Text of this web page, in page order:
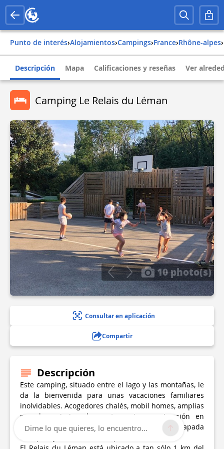
Punto de interés› Alojamientos› Campings› france› rhône-alpes›
Descripción Mapa Calificaciones y reseñas Ver
Camping Le Relais du Léman
10 photo(s)
Consultar en aplicación
Compartir
Descripción
Este camping, situado entre el lago y las montañas, le
da la bienvenida para unas vacaciones familiares
inolvidables. Acogedores chalés, mobil homes, amplias
parcelas, piscina, bar-restaurante y animación en
verano. Todo lo que necesita para una escapada
tranquila y encantadora en plena naturaleza.
Dime lo que quieres, lo encuentro...